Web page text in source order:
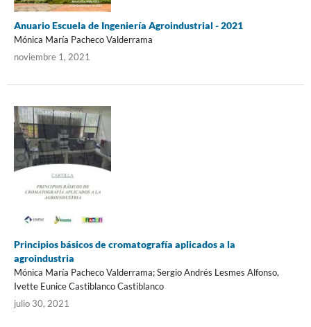
Anuario Escuela de Ingeniería Agroindustrial - 2021
Mónica María Pacheco Valderrama
noviembre 1, 2021
Principios básicos de cromatografía aplicados a la
agroindustria
Mónica María Pacheco Valderrama; Sergio Andrés Lesmes Alfonso,
Ivette Eunice Castiblanco Castiblanco
julio 30, 2021